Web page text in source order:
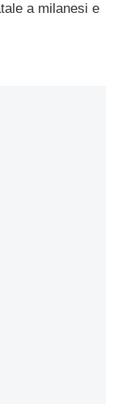
a milanesi e